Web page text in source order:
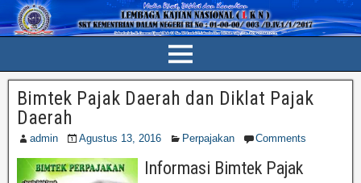
Bimtek Pajak Daerah dan Diklat Pajak
Daerah
admin Agustus 13, 2016 Perpajakan Comments
Informasi Bimtek Pajak